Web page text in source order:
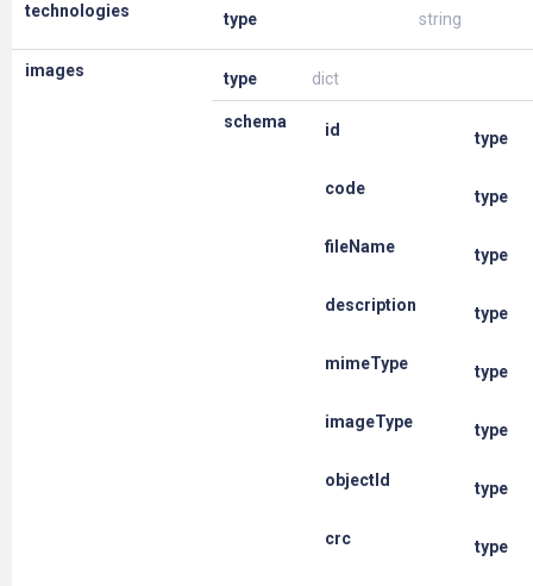
technologies type string
images type dict
schema id type
code type
fileName type
description type
mimeType type
imageType type
objectId type
crc type